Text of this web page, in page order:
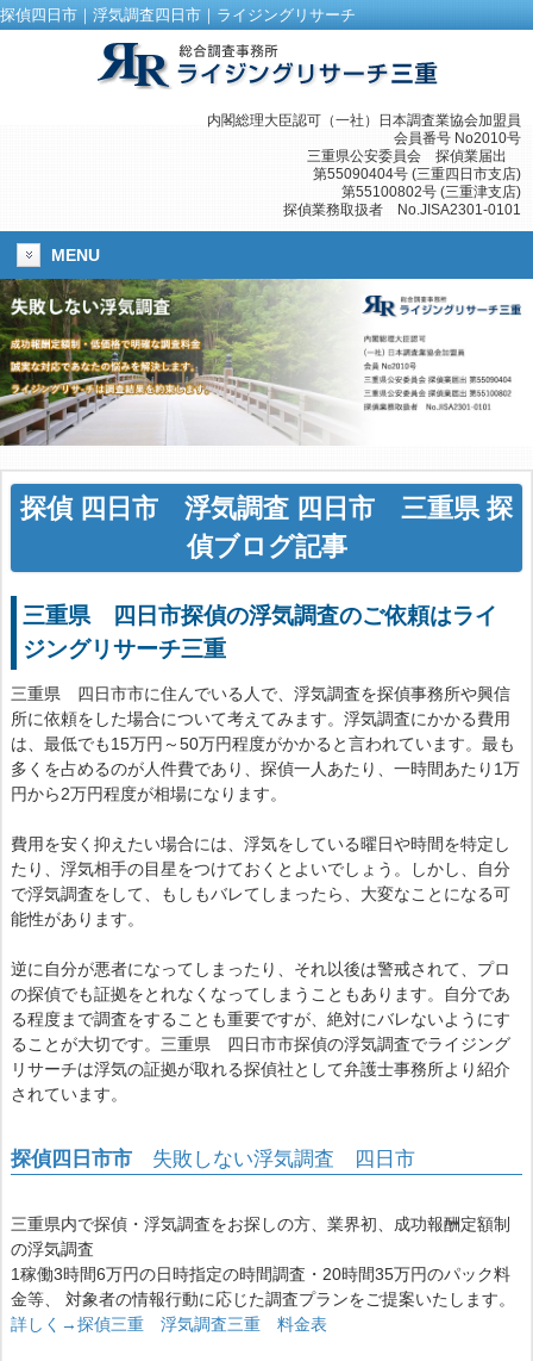
探偵四日市｜浮気調査四日市｜ライジングリサーチ
内閣総理大臣認可（一社）日本調査業協会加盟員
会員番号 No2010号
三重県公安委員会 探偵業届出
第55090404号 (三重四日市支店)
第55100802号 (三重津支店)
探偵業務取扱者 No.JISA2301-0101
MENU
探偵 四日市 浮気調査 四日市 三重県 探
偵ブログ記事
三重県 四日市探偵の浮気調査のご依頼はライ
ジングリサーチ三重
三重県 四日市市に住んでいる人で、浮気調査を探偵事務所や興信
所に依頼をした場合について考えてみます。浮気調査にかかる費用
は、最低でも15万円～50万円程度がかかると言われています。最も
多くを占めるのが人件費であり、探偵一人あたり、一時間あたり1万
円から2万円程度が相場になります。
費用を安く抑えたい場合には、浮気をしている曜日や時間を特定し
たり、浮気相手の目星をつけておくとよいでしょう。しかし、自分
で浮気調査をして、もしもバレてしまったら、大変なことになる可
能性があります。
逆に自分が悪者になってしまったり、それ以後は警戒されて、プロ
の探偵でも証拠をとれなくなってしまうこともあります。自分であ
る程度まで調査をすることも重要ですが、絶対にバレないようにす
ることが大切です。三重県 四日市市探偵の浮気調査でライジング
リサーチは浮気の証拠が取れる探偵社として弁護士事務所より紹介
されています。
探偵四日市市 失敗しない浮気調査 四日市
三重県内で探偵・浮気調査をお探しの方、業界初、成功報酬定額制
の浮気調査
1稼働3時間6万円の日時指定の時間調査・20時間35万円のパック料
金等、 対象者の情報行動に応じた調査プランをご提案いたします。
詳しく→探偵三重 浮気調査三重 料金表